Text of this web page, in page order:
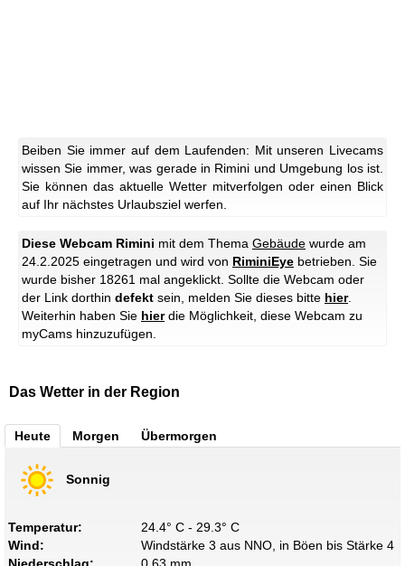
Beiben Sie immer auf dem Laufenden: Mit unseren Livecams
wissen Sie immer, was gerade in Rimini und Umgebung los ist.
Sie können das aktuelle Wetter mitverfolgen oder einen Blick
auf Ihr nächstes Urlaubsziel werfen.
Diese Webcam Rimini mit dem Thema Gebäude wurde am
24.2.2025 eingetragen und wird von RiminiEye betrieben. Sie
wurde bisher 18261 mal angeklickt. Sollte die Webcam oder
der Link dorthin defekt sein, melden Sie dieses bitte hier.
Weiterhin haben Sie hierdie Möglichkeit, diese Webcam zu
myCams hinzuzufügen.
Das Wetter in der Region
Heute Morgen Übermorgen
Sonnig
Temperatur:
24.4° C - 29.3° C
Wind:
Windstärke 3 aus NNO, in Böen bis Stärke 4